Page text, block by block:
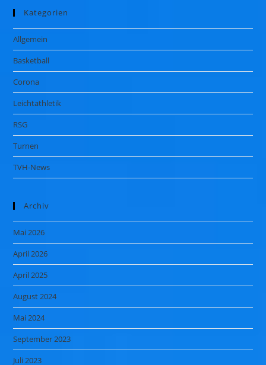
Kategorien
Allgemein
Basketball
Corona
Leichtathletik
RSG
Turnen
TVH-News
Archiv
Mai 2026
April 2026
April 2025
August 2024
Mai 2024
September 2023
Juli 2023